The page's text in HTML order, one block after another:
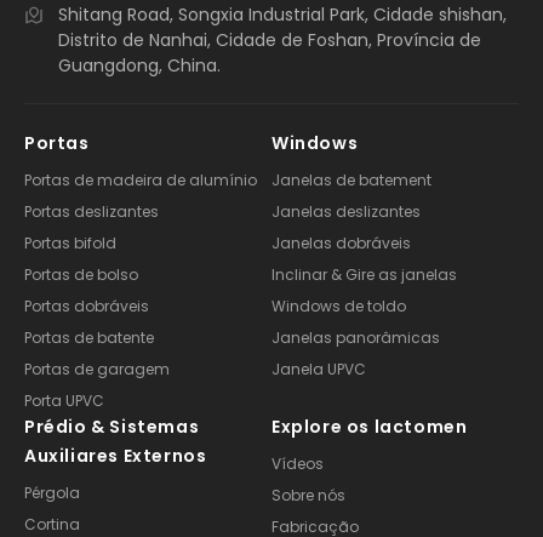
Shitang Road, Songxia Industrial Park, Cidade shishan,
Distrito de Nanhai, Cidade de Foshan, Província de
Guangdong, China.
Portas
Portas de madeira de alumínio
Portas deslizantes
Portas bifold
Portas de bolso
Portas dobráveis
Portas de batente
Portas de garagem
Porta UPVC
Windows
Janelas de batement
Janelas deslizantes
Janelas dobráveis
Inclinar & Gire as janelas
Windows de toldo
Janelas panorâmicas
Janela UPVC
Prédio & Sistemas
Auxiliares Externos
Pérgola
Cortina
Explore os lactomen
Vídeos
Sobre nós
Fabricação